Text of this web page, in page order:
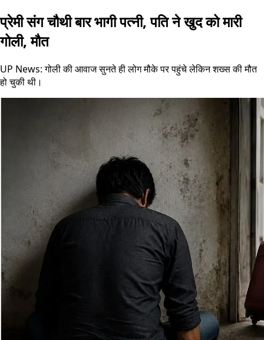
प्रेमी संग चौथी बार भागी पत्नी, पति ने खुद को मारी
गोली, मौत
UP News: गोली की आवाज सुनते ही लोग मौके पर पहुंचे लेकिन शख्स की मौत
हो चुकी थी।